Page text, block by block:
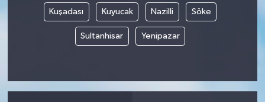
Kuşadası Kuyucak Nazilli Söke
Sultanhisar Yenipazar